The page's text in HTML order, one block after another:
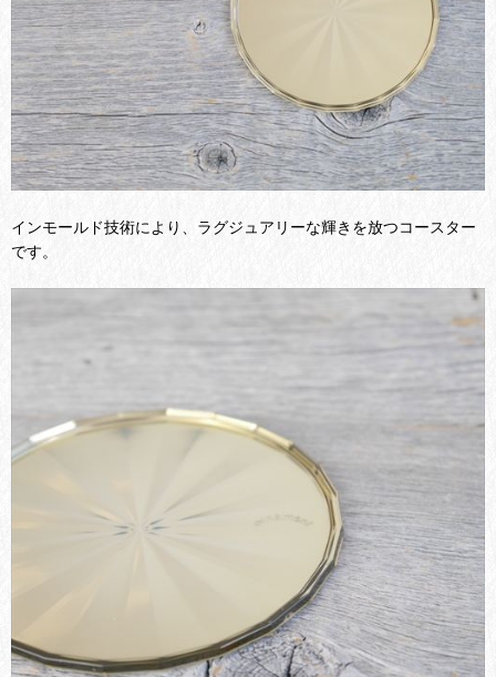
インモールド技術により、ラグジュアリーな輝きを放つコースター
です。